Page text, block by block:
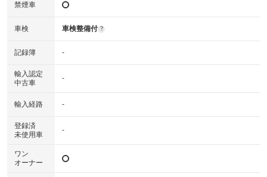
禁煙車
車検 車検整備付 ?
記録簿 -
輸入認定
中古車
-
輸入経路 -
登録済
未使用車
-
ワン
オーナー